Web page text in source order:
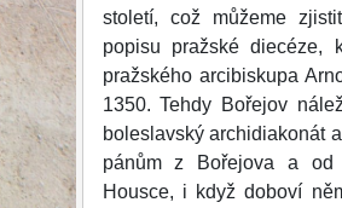
století, což můžeme
popisu pražské diecéze,
pražského arcibiskupa
1350. Tehdy Bořejov
boleslavský archidiakonát
pánům z Bořejova a
Housce, i když doboví